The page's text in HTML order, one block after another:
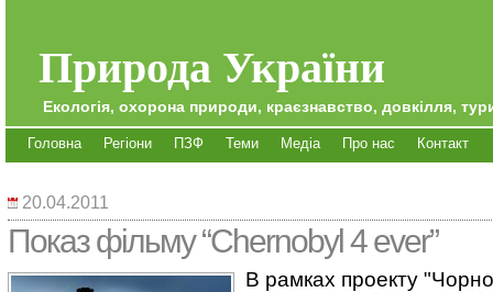
Природа України
Екологія, охорона природи, краєзнавство, довкілля,
Головна Регіони ПЗФ Теми Медіа Про нас Контакт
20.04.2011
Показ фільму “Chernobyl 4 ever”
В рамках проекту